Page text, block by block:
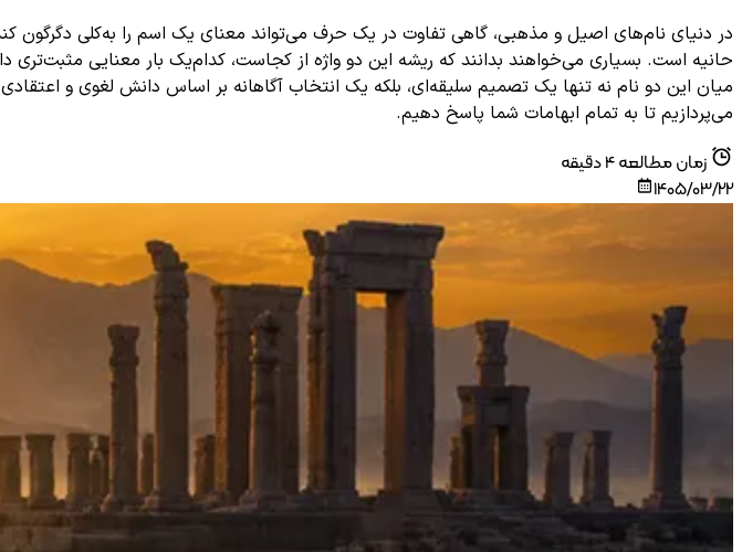
در دنیای نام‌های اصیل و مذهبی، گاهی تفاوت در یک حرف می‌تواند معنای یک اسم را به‌کلی دگرگون
حانیه است. بسیاری می‌خواهند بدانند که ریشه این دو واژه از کجاست، کدام‌یک بار معنایی
میان این دو نام نه تنها یک تصمیم سلیقه‌ای، بلکه یک انتخاب آگاهانه بر اساس دانش لغوی و
می‌پردازیم تا به تمام ابهامات شما پاسخ دهیم.
زمان مطالعه4دقیقه
1405/03/22